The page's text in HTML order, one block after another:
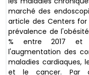
marché des
article des Centers for
prévalence de
% entre 2017 et
l'augmentation des
maladies cardiaques,
et le cancer. Par